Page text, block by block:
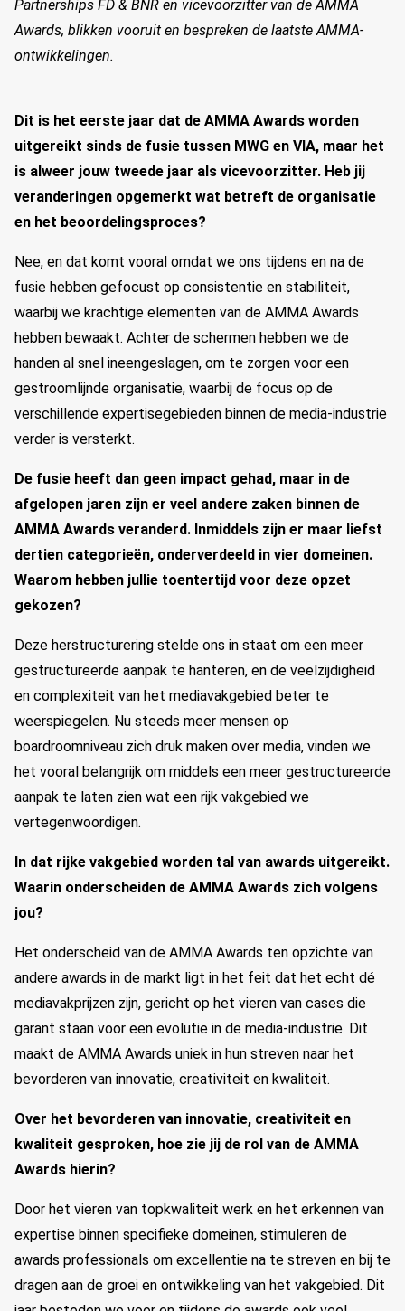
Partnerships FD & BNR en vicevoorzitter van de AMMA
Awards, blikken vooruit en bespreken de laatste AMMA-
ontwikkelingen.
Dit is het eerste jaar dat de AMMA Awards worden
uitgereikt sinds de fusie tussen MWG en VIA, maar het
is alweer jouw tweede jaar als vicevoorzitter. Heb jij
veranderingen opgemerkt wat betreft de organisatie
en het beoordelingsproces?
Nee, en dat komt vooral omdat we ons tijdens en na de
fusie hebben gefocust op consistentie en stabiliteit,
waarbij we krachtige elementen van de AMMA Awards
hebben bewaakt. Achter de schermen hebben we de
handen al snel ineengeslagen, om te zorgen voor een
gestroomlijnde organisatie, waarbij de focus op de
verschillende expertisegebieden binnen de media-industrie
verder is versterkt.
De fusie heeft dan geen impact gehad, maar in de
afgelopen jaren zijn er veel andere zaken binnen de
AMMA Awards veranderd. Inmiddels zijn er maar liefst
dertien categorieën, onderverdeeld in vier domeinen.
Waarom hebben jullie toentertijd voor deze opzet
gekozen?
Deze herstructurering stelde ons in staat om een meer
gestructureerde aanpak te hanteren, en de veelzijdigheid
en complexiteit van het mediavakgebied beter te
weerspiegelen. Nu steeds meer mensen op
boardroomniveau zich druk maken over media, vinden we
het vooral belangrijk om middels een meer gestructureerde
aanpak te laten zien wat een rijk vakgebied we
vertegenwoordigen.
In dat rijke vakgebied worden tal van awards uitgereikt.
Waarin onderscheiden de AMMA Awards zich volgens
jou?
Het onderscheid van de AMMA Awards ten opzichte van
andere awards in de markt ligt in het feit dat het echt dé
mediavakprijzen zijn, gericht op het vieren van cases die
garant staan voor een evolutie in de media-industrie. Dit
maakt de AMMA Awards uniek in hun streven naar het
bevorderen van innovatie, creativiteit en kwaliteit.
Over het bevorderen van innovatie, creativiteit en
kwaliteit gesproken, hoe zie jij de rol van de AMMA
Awards hierin?
Door het vieren van topkwaliteit werk en het erkennen van
expertise binnen specifieke domeinen, stimuleren de
awards professionals om excellentie na te streven en bij te
dragen aan de groei en ontwikkeling van het vakgebied. Dit